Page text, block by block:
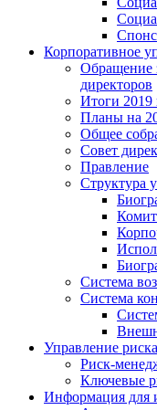
Корпоративное
Обращение
директоров
Итоги 2019
Планы на
Общее
Совет
Правление
Структура
Система
Система
Управление
Риск-
Ключевые
Информация для